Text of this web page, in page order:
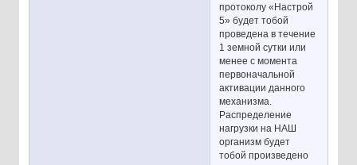
протоколу «Настрой
5» будет тобой
проведена в течение
1 земной сутки или
менее с момента
первоначальной
активации данного
механизма.
Распределение
нагрузки на НАШ
организм будет
тобой произведено